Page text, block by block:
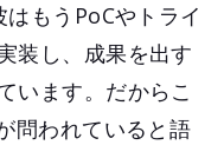
もうPoCやトライ
装し、成果を出す
います。だからこ
問われていると語